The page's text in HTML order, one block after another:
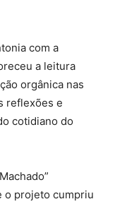
com a
a leitura
orgânica nas
reflexões e
cotidiano do
o projeto cumpriu